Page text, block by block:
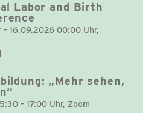
Labor and Birth
16.09.2026 00:00 Uhr,
„Mehr sehen,
– 17:00 Uhr, Zoom